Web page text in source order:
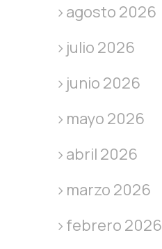
agosto 2026
julio 2026
junio 2026
mayo 2026
abril 2026
marzo 2026
febrero 2026